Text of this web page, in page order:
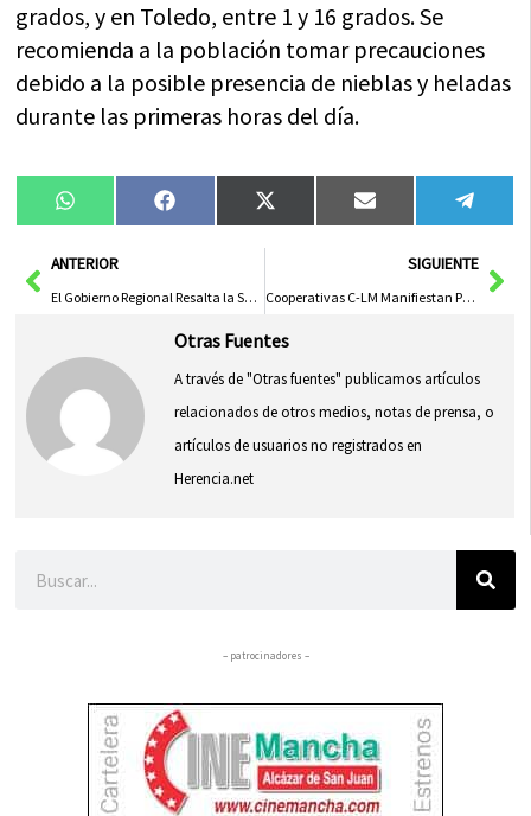
grados, y en Toledo, entre 1 y 16 grados. Se
recomienda a la población tomar precauciones
debido a la posible presencia de nieblas y heladas
durante las primeras horas del día.
Compartir
en
WhatsAppCompartir
en
FacebookCompartir
en
X
(Twitter)
Compartir
en
Email
en
AntANTERIOR
El Gobierno Regional Resalta la Solidaridad en la Feria «Sabores de Pueblo» junto a la Fundación Carlos Maldonado
SIGUIENTE
Cooperativas C-LM Manifiestan Preocupación por Posible Regreso de Aranceles tras Victoria de Trump en Elecciones
Otras Fuentes
A través de "Otras fuentes" publicamos artículos
relacionados de otros medios, notas de prensa, o
artículos de usuarios no registrados en
Herencia.net
– patrocinadores –